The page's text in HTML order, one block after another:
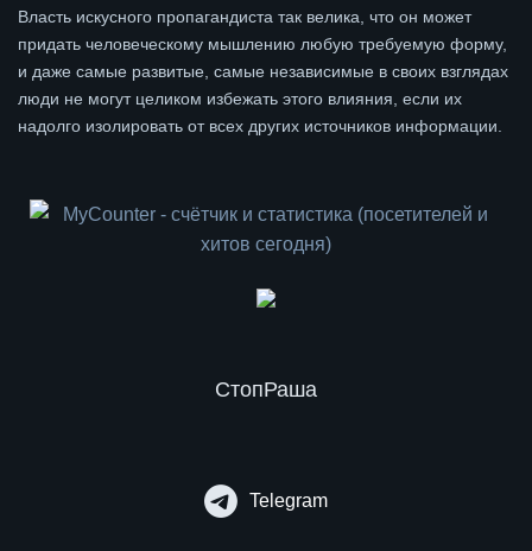
Власть искусного пропагандиста так велика, что он может
придать человеческому мышлению любую требуемую форму,
и даже самые развитые, самые независимые в своих взглядах
люди не могут целиком избежать этого влияния, если их
надолго изолировать от всех других источников информации.
СтопРаша
Telegram